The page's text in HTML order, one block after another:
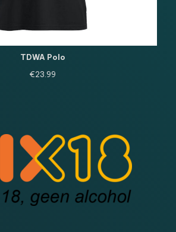
TDWA Polo
€23.99